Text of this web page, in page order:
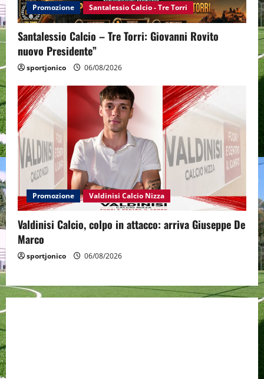
Promozione Santalessio Calcio - Tre Torri
Santalessio Calcio – Tre Torri: Giovanni Rovito
nuovo Presidente”
sportjonico 06/08/2026
Promozione Valdinisi Calcio Nizza
Valdinisi Calcio, colpo in attacco: arriva Giuseppe De
Marco
sportjonico 06/08/2026